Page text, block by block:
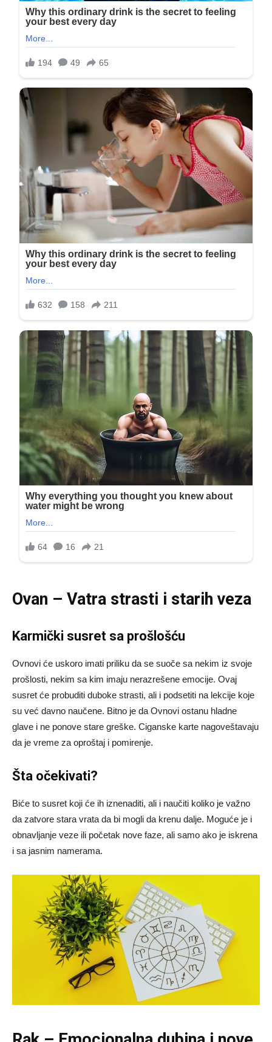
Ovan – Vatra strasti i starih veza
Karmički susret sa prošlošću
Ovnovi će uskoro imati priliku da se suoče sa nekim iz svoje
prošlosti, nekim sa kim imaju nerazrešene emocije. Ovaj
susret će probuditi duboke strasti, ali i podsetiti na lekcije koje
su već davno naučene. Bitno je da Ovnovi ostanu hladne
glave i ne ponove stare greške. Ciganske karte nagoveštavaju
da je vreme za oproštaj i pomirenje.
Šta očekivati?
Biće to susret koji će ih iznenaditi, ali i naučiti koliko je važno
da zatvore stara vrata da bi mogli da krenu dalje. Moguće je i
obnavljanje veze ili početak nove faze, ali samo ako je iskrena
i sa jasnim namerama.